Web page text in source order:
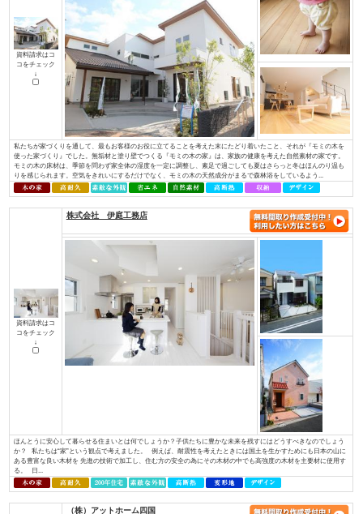
できるだけの技術と経験を持ち、事業を展開しています。 お客様の理想の
資料請求はコ
コをチェック
ブリリアントホーム/株式会社リビングライフ
お一人おひとりが「大切にしている想い」を確かに受け止め、心を込めて
イノベーションは住宅・不動産を通じ、住宅の新しい常識を創り、本物の
へ繋いでまいります。 永く愛着をもって暮らしたいと思える、素材の質感
やすさを叶える確かな住宅性能。そんな欧⽶の住宅思想に基づいた住む⼈の
株式会社 アットハウジング